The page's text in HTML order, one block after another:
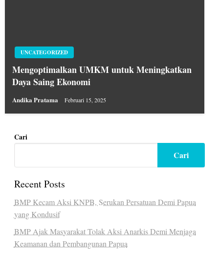
UNCATEGORIZED
Mengoptimalkan UMKM untuk Meningkatkan
Daya Saing Ekonomi
Andika Pratama Februari 15, 2025
Cari
Cari
Recent Posts
BMP Kecam Aksi KNPB, Serukan Persatuan Demi Papua
yang Kondusif
BMP Ajak Masyarakat Tolak Aksi Anarkis Demi Menjaga
Keamanan dan Pembangunan Papua